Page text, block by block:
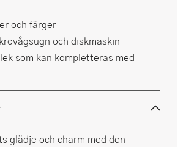
och färger
och diskmaskin
som kan kompletteras med
glädje och charm med den